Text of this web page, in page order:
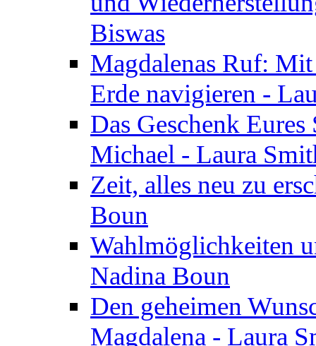
Biswas
Magdalenas Ruf:
Erde navigieren -
Das Geschenk
Michael - Laura
Zeit, alles neu zu
Boun
Wahlmöglichkeiten
Nadina Boun
Den geheimen
Magdalena - Laura